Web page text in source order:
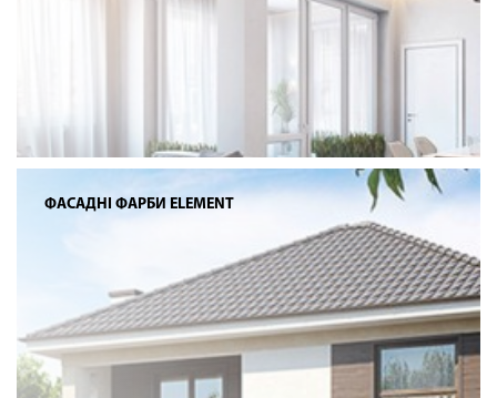
ФАСАДНІ ФАРБИ ELEMENT